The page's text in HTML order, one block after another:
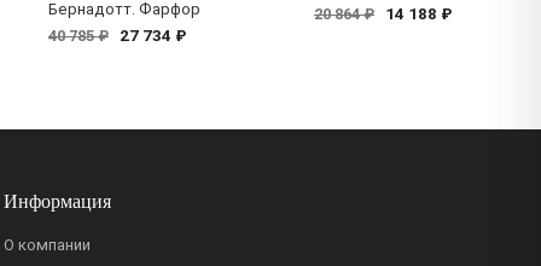
Бернадотт. Фарфор
40 785 ₽
27 734 ₽
20 864 ₽
14 188 ₽
Информация
О компании